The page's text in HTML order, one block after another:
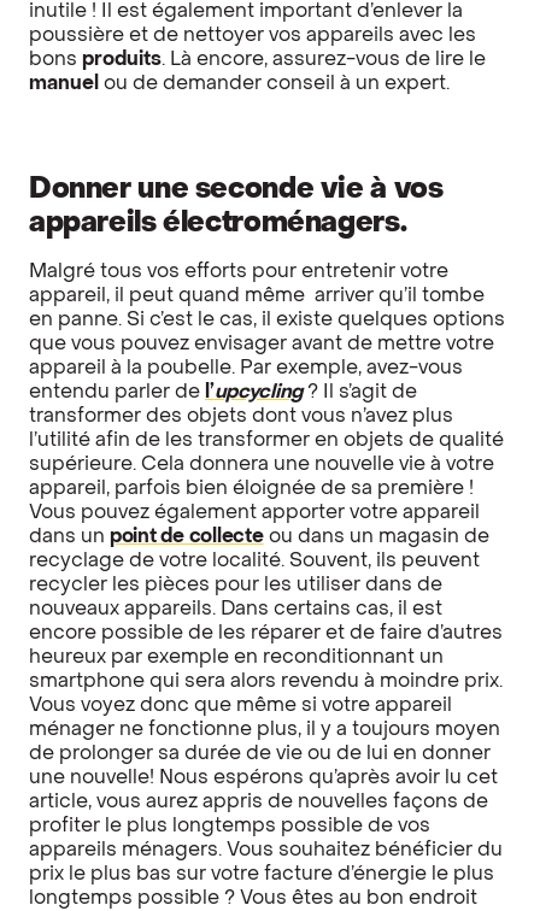
inutile ! Il est également important d’enlever la
poussière et de nettoyer vos appareils avec les
bons produits. Là encore, assurez-vous de lire le
manuel ou de demander conseil à un expert.
Donner une seconde vie à vos
appareils électroménagers.
Malgré tous vos efforts pour entretenir votre
appareil, il peut quand même arriver qu’il tombe
en panne. Si c’est le cas, il existe quelques options
que vous pouvez envisager avant de mettre votre
appareil à la poubelle. Par exemple, avez-vous
entendu parler de l’upcycling? Il s’agit de
transformer des objets dont vous n’avez plus
l’utilité afin de les transformer en objets de qualité
supérieure. Cela donnera une nouvelle vie à votre
appareil, parfois bien éloignée de sa première !
Vous pouvez également apporter votre appareil
dans un point de collecteou dans un magasin de
recyclage de votre localité. Souvent, ils peuvent
recycler les pièces pour les utiliser dans de
nouveaux appareils. Dans certains cas, il est
encore possible de les réparer et de faire d’autres
heureux par exemple en reconditionnant un
smartphone qui sera alors revendu à moindre prix.
Vous voyez donc que même si votre appareil
ménager ne fonctionne plus, il y a toujours moyen
de prolonger sa durée de vie ou de lui en donner
une nouvelle! Nous espérons qu’après avoir lu cet
article, vous aurez appris de nouvelles façons de
profiter le plus longtemps possible de vos
appareils ménagers. Vous souhaitez bénéficier du
prix le plus bas sur votre facture d’énergie le plus
longtemps possible ? Vous êtes au bon endroit